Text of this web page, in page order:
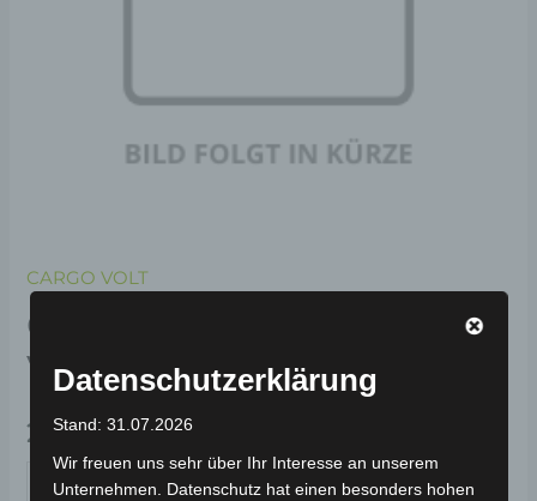
CARGO VOLT
CARGO VOLT REIFEN
VORDERACHSE 3.75-12
239,00€ *
IN DEN WARENKORB
Datenschutzerklärung
Stand: 31.07.2026
Wir freuen uns sehr über Ihr Interesse an unserem
Unternehmen. Datenschutz hat einen besonders hohen